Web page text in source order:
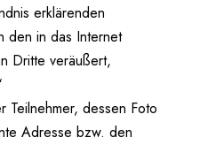
erklärenden
den in das Internet
Dritte veräußert,
dessen Foto
Adresse bzw. den